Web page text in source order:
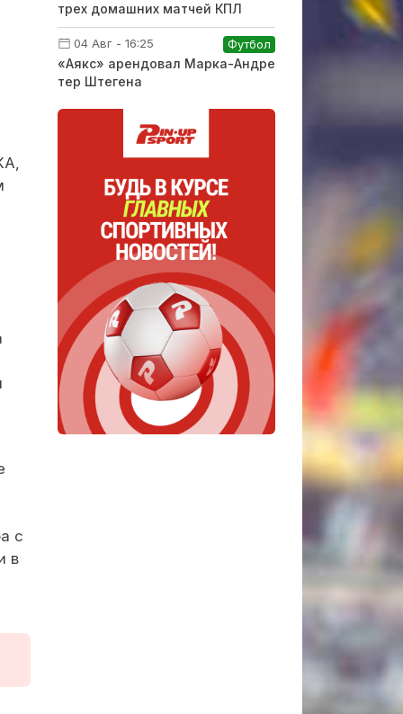
с
в
трех домашних матчей КПЛ
04 Авг - 16:25 Футбол
«Аякс» арендовал Марка-Андре
тер Штегена